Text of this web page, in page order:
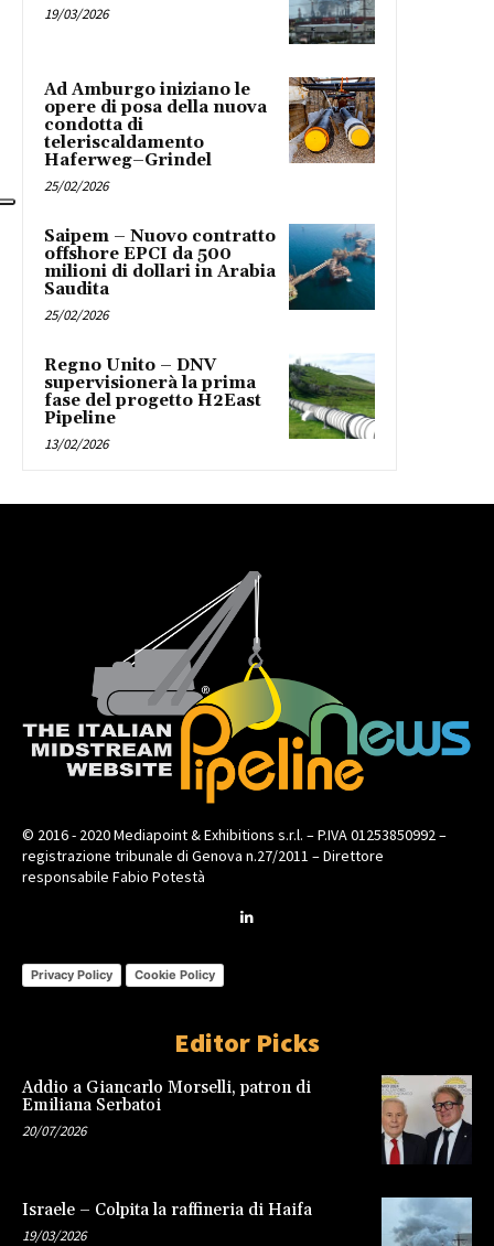
19/03/2026
Ad Amburgo iniziano le
opere di posa della nuova
condotta di
teleriscaldamento
Haferweg–Grindel
25/02/2026
Saipem – Nuovo contratto
offshore EPCI da 500
milioni di dollari in Arabia
Saudita
25/02/2026
Regno Unito – DNV
supervisionerà la prima
fase del progetto H2East
Pipeline
13/02/2026
© 2016 - 2020 Mediapoint & Exhibitions s.r.l. – P.IVA 01253850992 –
registrazione tribunale di Genova n.27/2011 – Direttore
responsabile Fabio Potestà
Privacy Policy Cookie Policy
Editor Picks
Addio a Giancarlo Morselli, patron di
Emiliana Serbatoi
20/07/2026
Israele – Colpita la raffineria di Haifa
19/03/2026